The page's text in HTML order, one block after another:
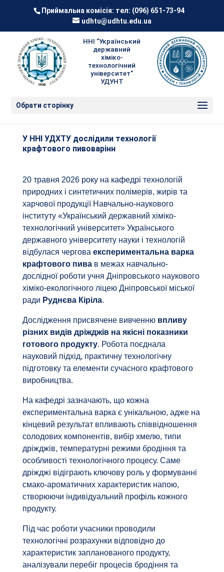
Приймальна комісія: тел: (096) 651-73-94
udhtu@udhtu.edu.ua
ННІ "Український
державний
хіміко-
технологічний
університет"
УДУНТ
Обрати сторінку
У ННІ УДХТУ дослідили технології
крафтового пивоварінн
20 травня 2026 року на кафедрі технологій
природних і синтетичних полімерів, жирів та
харчової продукції Навчально-наукового
інституту «Український державний хіміко-
технологічний університет» Українського
державного університету науки і технологій
відбулася чергова експериментальна варка
крафтового пивав межах навчально-
дослідної роботи учня Дніпровського наукового
хіміко-екологічного ліцею Дніпровської міської
ради Руднєва Кіріла.
Дослідження присвячене вивченню впливу
різних видів дріжджів на якісні показники
готового продукту. Робота поєднала
науковий підхід, практичну технологічну
підготовку та елементи сучасного крафтового
виробництва.
На кафедрі зазначають, що кожна
експериментальна варка є унікальною, адже на
кінцевий результат впливають співвідношення
солодових компонентів, вибір хмелю, типи
дріжджів, температурні режими бродіння та
особливості технологічного процесу. Саме
дріжджі відіграють ключову роль у формуванні
смако-ароматичних характеристик напою,
створюючи індивідуальний профіль кожного
продукту.
Під час роботи учасники проводили
технологічні розрахунки відповідно до
характеристик запланованого продукту,
аналізували перебіг процесів бродіння та